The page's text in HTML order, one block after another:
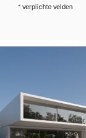
* verplichte velden